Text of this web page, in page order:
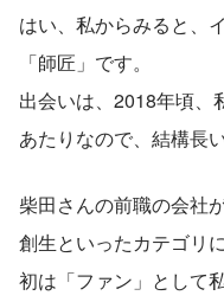
はい、私からみると、
「師匠」です。
出会いは、2018年頃、
あたりなので、結構長
柴田さんの前職の会社
創生といったカテゴリ
初は「ファン」として